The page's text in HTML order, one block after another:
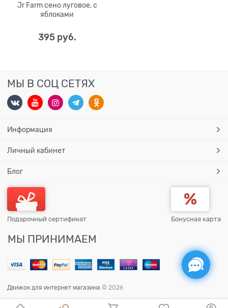
Jr Farm сено луговое, с
яблоками
395 руб.
МЫ В СОЦ СЕТЯХ
Информация
Личный кабинет
Блог
Подарочный сертификат Бонусная карта
МЫ ПРИНИМАЕМ
Движок для интернет магазина © 2026